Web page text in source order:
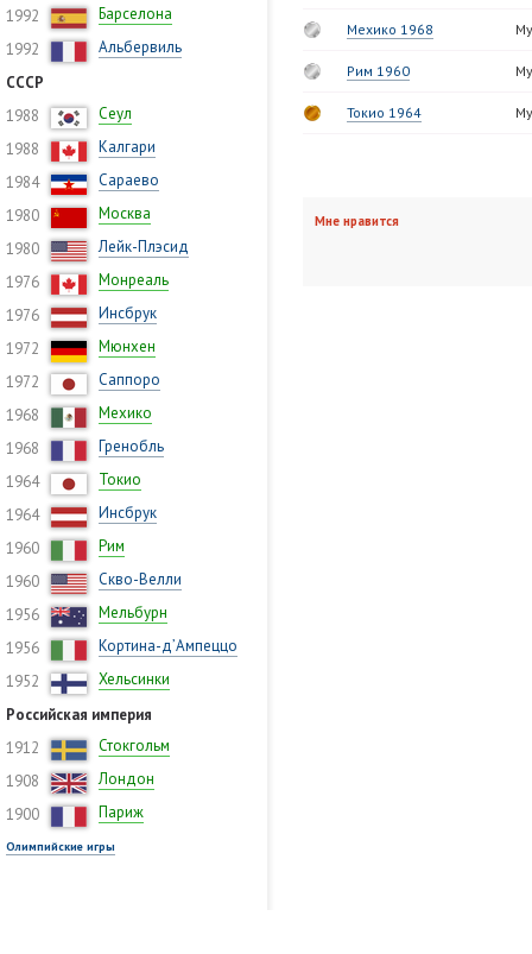
1992
Барселона
1992
Альбервиль
СССР
1988
Сеул
1988
Калгари
1984
Сараево
1980
Москва
1980
Лейк-Плэсид
1976
Монреаль
1976
Инсбрук
1972
Мюнхен
1972
Саппоро
1968
Мехико
1968
Гренобль
1964
Токио
1964
Инсбрук
1960
Рим
1960
Скво-Велли
1956
Мельбурн
1956
Кортина-д’Ампеццо
1952
Хельсинки
Российская империя
1912
Стокгольм
1908
Лондон
1900
Париж
Олимпийские игры
Мехико 1968
Рим 1960
Токио 1964
Мне нравится